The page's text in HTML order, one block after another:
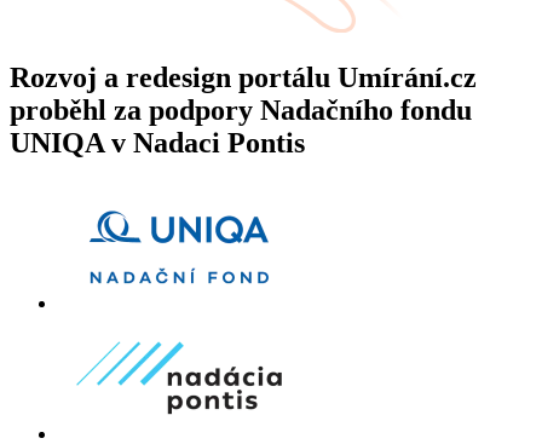
Rozvoj a redesign portálu Umírání.cz
proběhl za podpory Nadačního fondu
UNIQA v Nadaci Pontis